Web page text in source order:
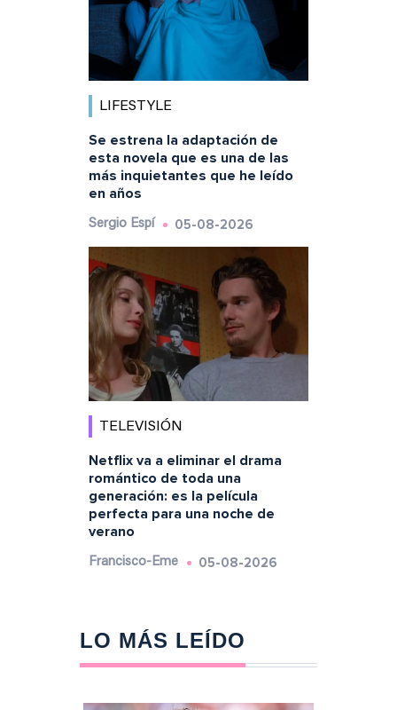
LIFESTYLE
Se estrena la adaptación de
esta novela que es una de las
más inquietantes que he leído
en años
Sergio Espí 05-08-2026
TELEVISIÓN
Netflix va a eliminar el drama
romántico de toda una
generación: es la película
perfecta para una noche de
verano
Francisco-Eme 05-08-2026
LO MÁS LEÍDO